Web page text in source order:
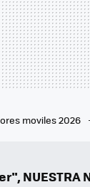
moviles 2026
NUESTRA